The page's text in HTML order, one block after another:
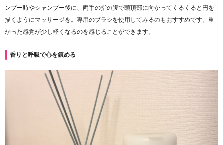
ンプー時やシャンプー後に、両手の指の腹で頭頂部に向かってくるくると円を
描くようにマッサージを。専用のブラシを使用してみるのもおすすめです。重
かった感覚が少し軽くなるのを感じることができます。
香りと呼吸で心を鎮める